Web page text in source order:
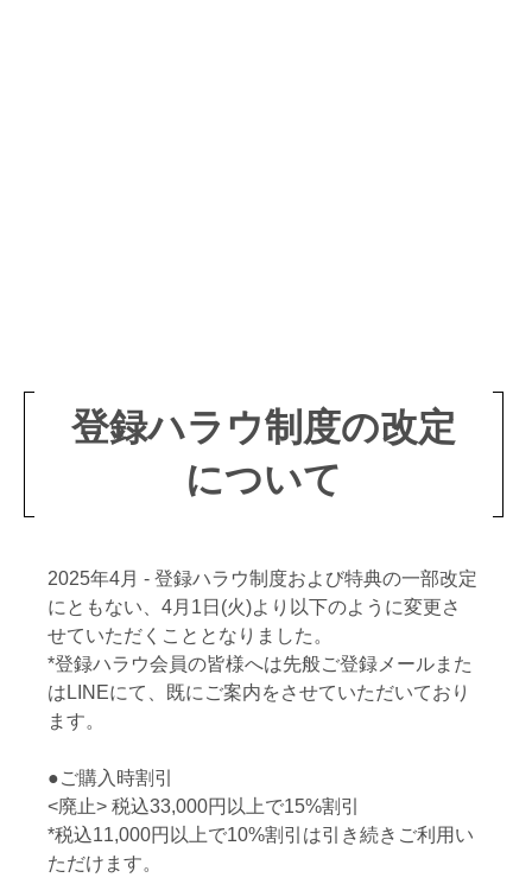
登録ハラウ制度の改定
について
2025年4月 - 登録ハラウ制度および特典の一部改定
にともない、4月1日(火)より以下のように変更さ
せていただくこととなりました。
*登録ハラウ会員の皆様へは先般ご登録メールまた
はLINEにて、既にご案内をさせていただいており
ます。
●ご購入時割引
<廃止> 税込33,000円以上で15%割引
*税込11,000円以上で10%割引は引き続きご利用い
ただけます。